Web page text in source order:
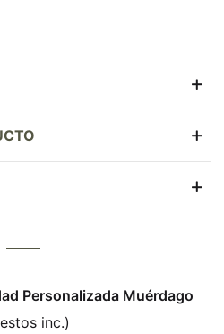
Personalizada Muérdago
inc.)